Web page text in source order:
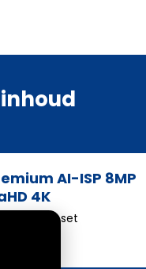
AI-ISP 8MP
4K
aan uw set